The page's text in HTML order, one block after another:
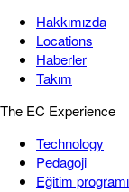
Hakkımızda
Locations
Haberler
Takım
The EC Experience
Technology
Pedagoji
Eğitim programı